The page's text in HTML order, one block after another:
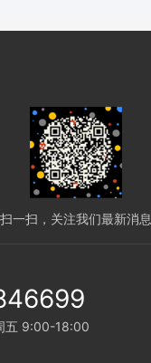
扫一扫，关注我们最新消息
五 9:00-18:00